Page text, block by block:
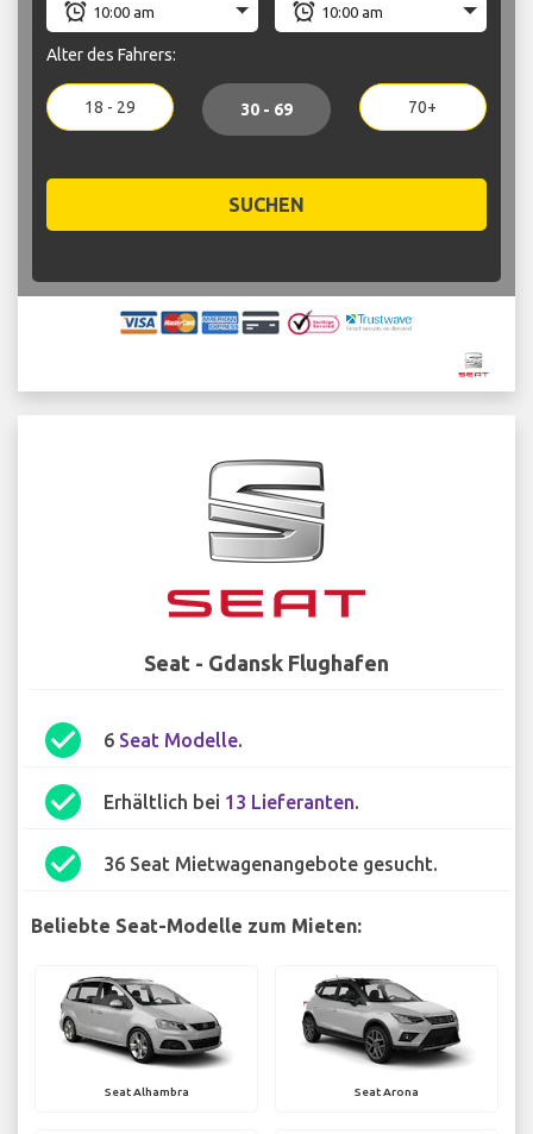
Alter des Fahrers:
18 - 29 30 - 69 70+
SUCHEN
Seat - Gdansk Flughafen
check_circle 6 Seat Modelle.
check_circle Erhältlich bei 13 Lieferanten.
check_circle 36 Seat Mietwagenangebote gesucht.
Beliebte Seat-Modelle zum Mieten:
Seat Alhambra Seat Arona